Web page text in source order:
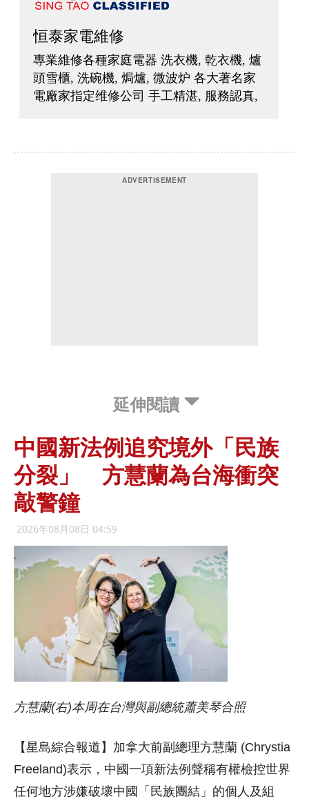
延伸閱讀
中國新法例追究境外「民族
分裂」 方慧蘭為台海衝突
敲警鐘
2026年08月08日 04:59
方慧蘭(右)本周在台灣與副總統蕭美琴合照
【星島綜合報道】加拿大前副總理方慧蘭 (Chrystia
Freeland)表示，中國一項新法例聲稱有權檢控世界
任何地方涉嫌破壞中國「民族團結」的個人及組